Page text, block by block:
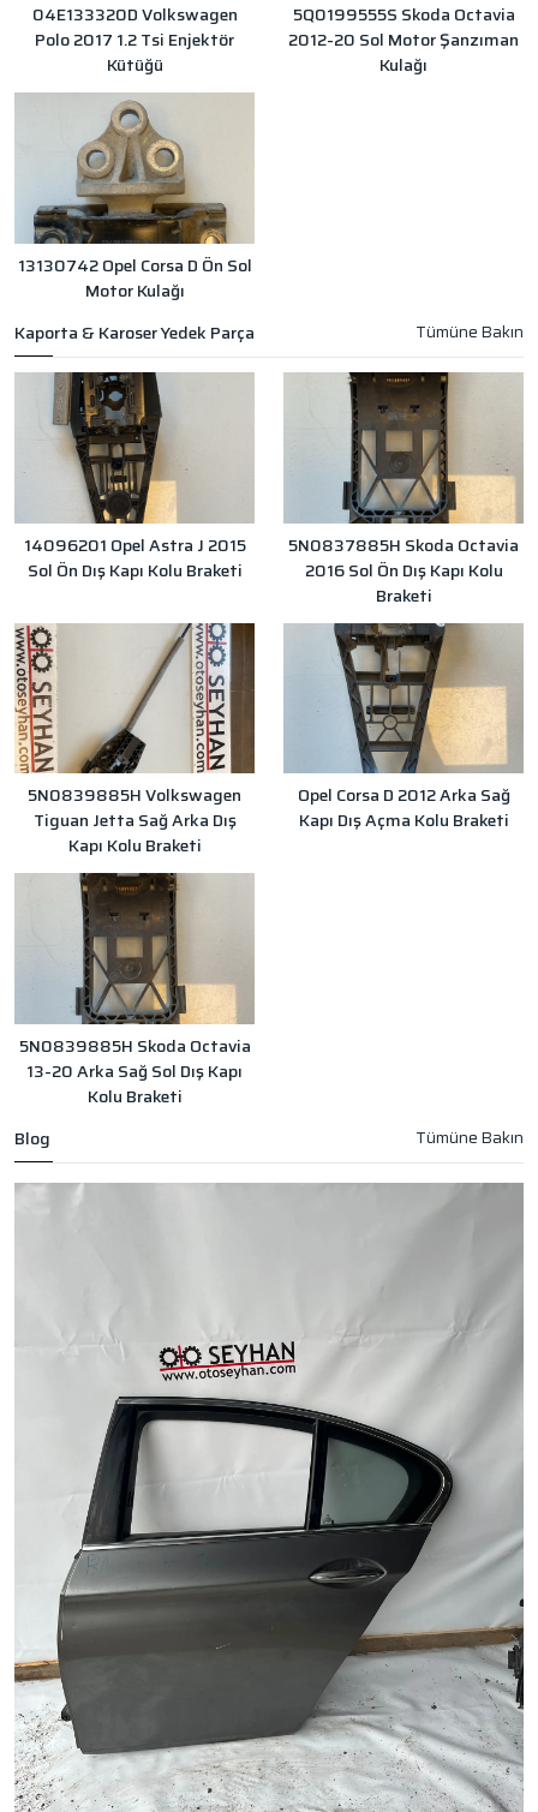
04E133320D Volkswagen
Polo 2017 1.2 Tsi Enjektör
Kütüğü
5Q0199555S Skoda Octavia
2012-20 Sol Motor Şanzıman
Kulağı
13130742 Opel Corsa D Ön Sol
Motor Kulağı
Kaporta & Karoser Yedek Parça
14096201 Opel Astra J 2015
Sol Ön Dış Kapı Kolu Braketi
5N0837885H Skoda Octavia
2016 Sol Ön Dış Kapı Kolu
Braketi
5N0839885H Volkswagen
Tiguan Jetta Sağ Arka Dış
Kapı Kolu Braketi
Opel Corsa D 2012 Arka Sağ
Kapı Dış Açma Kolu Braketi
5N0839885H Skoda Octavia
13-20 Arka Sağ Sol Dış Kapı
Kolu Braketi
Blog